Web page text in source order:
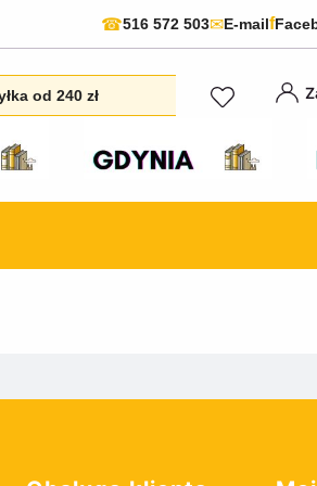
☎516 572 503✉E-mailf
od 240 zł